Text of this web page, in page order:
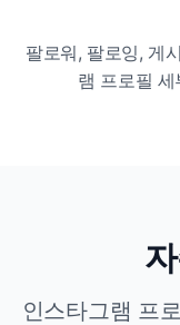
팔로워, 팔로잉, 게
램 프로필
인스타그램 프